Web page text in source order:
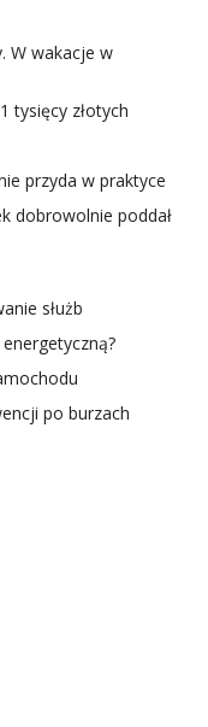
W wakacje w
tysięcy złotych
przyda w praktyce
dobrowolnie poddał
służb
po burzach